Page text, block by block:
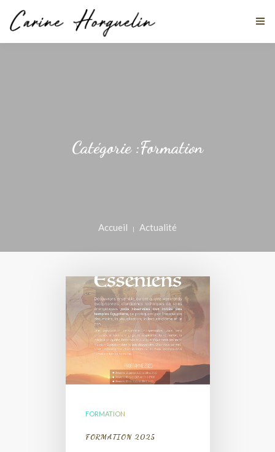
TÉMOIGNAGESCatégorie :Formation
Accueil Actualité
FORMATION
FORMATION 2025